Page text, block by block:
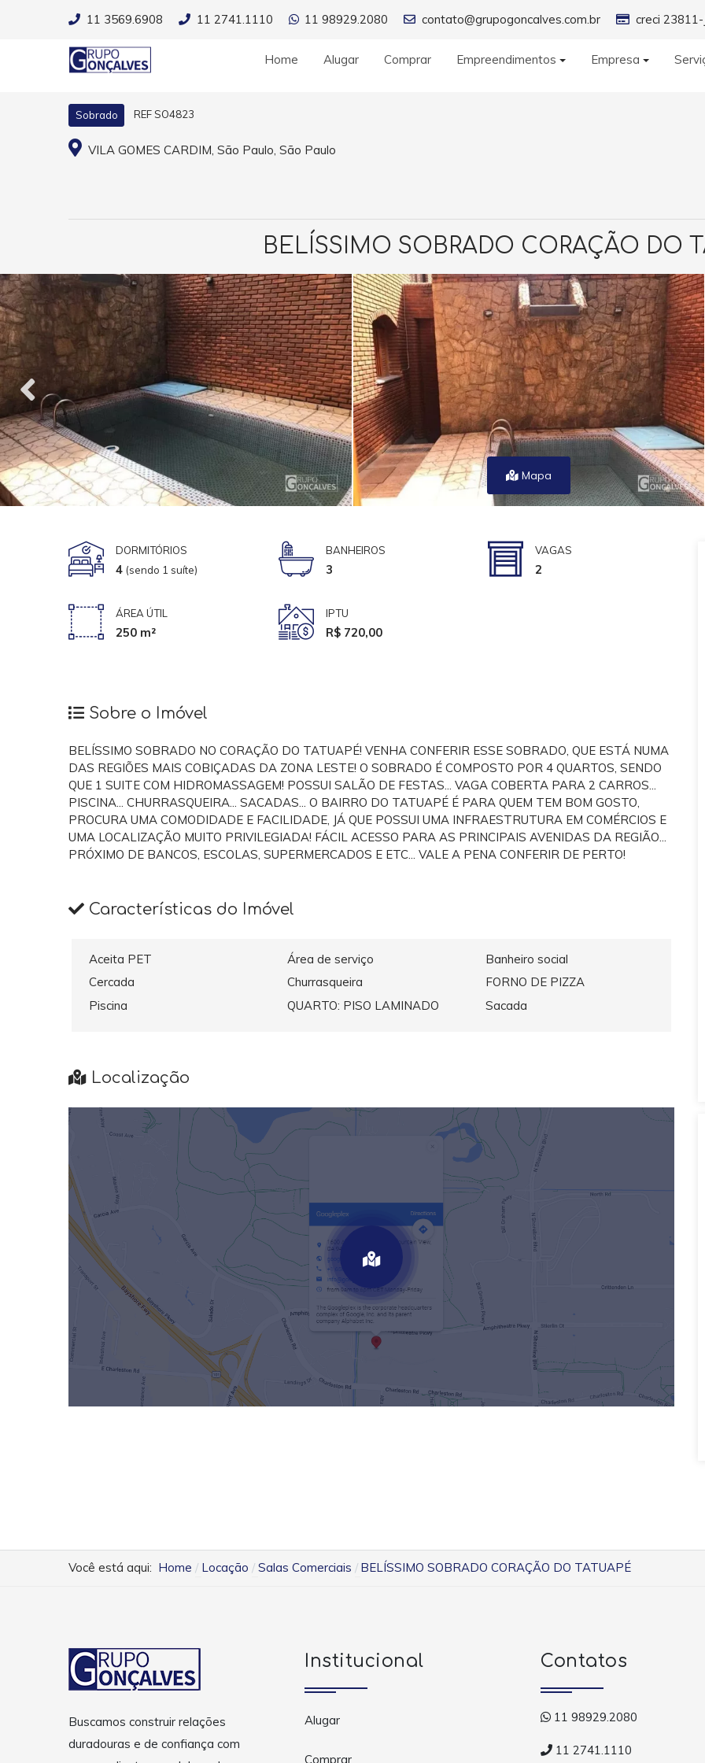
11 3569.6908 11 2741.1110 11 98929.2080 contato@grupogoncalves.com.br creci 23811-
Home Alugar Comprar Empreendimentos Empresa
Sobrado REF SO4823
VILA GOMES CARDIM, São Paulo, São Paulo
BELÍSSIMO SOBRADO CORAÇÃO DO
Mapa
DORMITÓRIOS
4 (sendo 1 suíte)
BANHEIROS
3
VAGAS
2
ÁREA ÚTIL
250 m²
IPTU
R$ 720,00
Sobre o Imóvel
BELÍSSIMO SOBRADO NO CORAÇÃO DO TATUAPÉ! VENHA CONFERIR ESSE SOBRADO, QUE ESTÁ NUMA
DAS REGIÕES MAIS COBIÇADAS DA ZONA LESTE! O SOBRADO É COMPOSTO POR 4 QUARTOS, SENDO
QUE 1 SUITE COM HIDROMASSAGEM! POSSUI SALÃO DE FESTAS... VAGA COBERTA PARA 2 CARROS...
PISCINA... CHURRASQUEIRA... SACADAS... O BAIRRO DO TATUAPÉ É PARA QUEM TEM BOM GOSTO,
PROCURA UMA COMODIDADE E FACILIDADE, JÁ QUE POSSUI UMA INFRAESTRUTURA EM COMÉRCIOS E
UMA LOCALIZAÇÃO MUITO PRIVILEGIADA! FÁCIL ACESSO PARA AS PRINCIPAIS AVENIDAS DA REGIÃO...
PRÓXIMO DE BANCOS, ESCOLAS, SUPERMERCADOS E ETC... VALE A PENA CONFERIR DE PERTO!
Características do Imóvel
Aceita PET Área de serviço
Banheiro social
Cercada
Churrasqueira
FORNO DE PIZZA
Piscina
QUARTO: PISO LAMINADO Sacada
Localização
Você está aqui: Home Locação Salas Comerciais BELÍSSIMO SOBRADO CORAÇÃO DO TATUAPÉ
Buscamos construir relações
duradouras e de confiança com
Institucional
Alugar
Comprar
Contatos
11 98929.2080
11 2741.1110